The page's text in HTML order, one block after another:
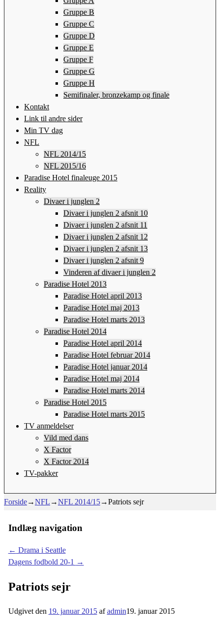
Gruppe B
Gruppe C
Gruppe D
Gruppe E
Gruppe F
Gruppe G
Gruppe H
Semifinaler, bronzekamp og finale
Kontakt
Link til andre sider
Min TV dag
NFL
NFL 2014/15
NFL 2015/16
Paradise Hotel finaleuge 2015
Reality
Divaer i junglen 2
Divaer i junglen 2 afsnit 10
Divaer i junglen 2 afsnit 11
Divaer i junglen 2 afsnit 12
Divaer i junglen 2 afsnit 13
Divaer i junglen 2 afsnit 9
Vinderen af divaer i junglen 2
Paradise Hotel 2013
Paradise Hotel april 2013
Paradise Hotel maj 2013
Paradise Hotel marts 2013
Paradise Hotel 2014
Paradise Hotel april 2014
Paradise Hotel februar 2014
Paradise Hotel januar 2014
Paradise Hotel maj 2014
Paradise Hotel marts 2014
Paradise Hotel 2015
Paradise Hotel marts 2015
TV anmeldelser
Vild med dans
X Factor
X Factor 2014
TV-pakker
Forside→NFL →NFL 2014/15→Patriots sejr
Indlæg navigation
← Drama i Seattle
Dagens fodbold 20-1 →
Patriots sejr
Udgivet den 19. januar 2015 afadmin19. januar 2015